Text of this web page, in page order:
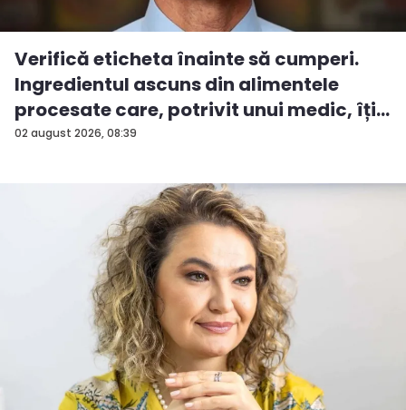
02 august 2026, 08:39
Verifică eticheta înainte să cumperi.
Ingredientul ascuns din alimentele
procesate care, potrivit unui medic, îți...